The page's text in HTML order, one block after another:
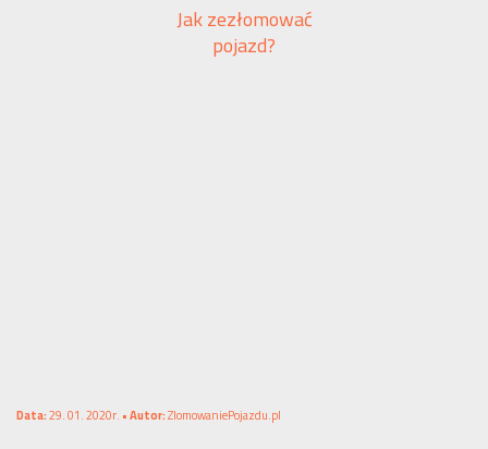
Jak zezłomować
pojazd?
Data:29. 01. 2020r. •Autor:ZlomowaniePojazdu.pl